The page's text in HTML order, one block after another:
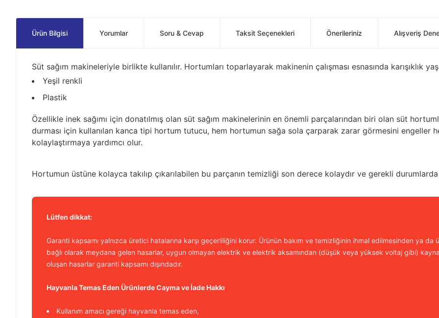
Ürün Bilgisi Yorumlar Soru & Cevap Taksit Seçenekleri Önerileriniz Alışveriş
Süt sağım makineleriyle birlikte kullanılır. Hortumları toparlayarak makinenin çalışması esnasında karışıklık
Yeşil renkli
Plastik
Özellikle inek sağımı için donatılmış olan süt sağım makinelerinin en önemli parçalarından biri olan süt
durması için kullanılan kanca tipi hortum tutucu, hem hortumun sağa sola çarparak zarar görmesini engeller
kolaylaştırmaya yardımcı olur.
Hortumun üstüne kolayca takılıp çıkarılabilen bu parçanın temizliği son derece kolaydır ve gerekli
Lütfen dikkat:
Garanti kapsamı yalnızca üretici hatalarına karşı geçerliliğini korur. Ürünün bakım ve temizliğinin ihmal edilmesinden ya da
bağlı olarak meydana gelen hasarlar, uygun olmayan elektrik ve elektrik aksamından (düşük veya yüksek voltaj gibi)
oluşan hasarlar garanti kapsamı dışındadır.
Hayvanla Temas Eden Ürünlerde Cayma ve İade Hakkı
Kullanım amacı gereği hayvanla temas eden,